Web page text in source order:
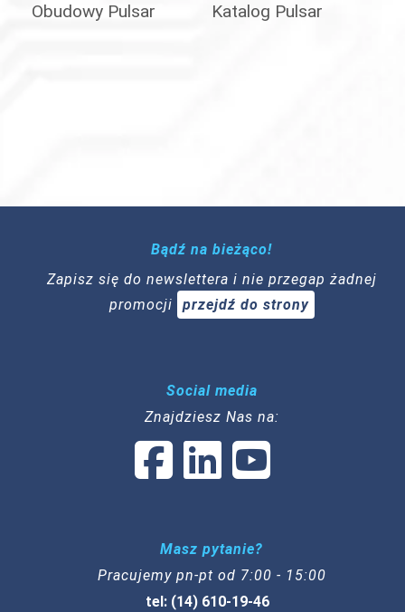
Obudowy Pulsar Katalog Pulsar
Bądź na bieżąco!
Zapisz się do newslettera i nie przegap żadnej
promocji
przejdź do strony
Social media
Znajdziesz Nas na:
Masz pytanie?
Pracujemy pn-pt od 7:00 - 15:00
tel: (14) 610-19-46